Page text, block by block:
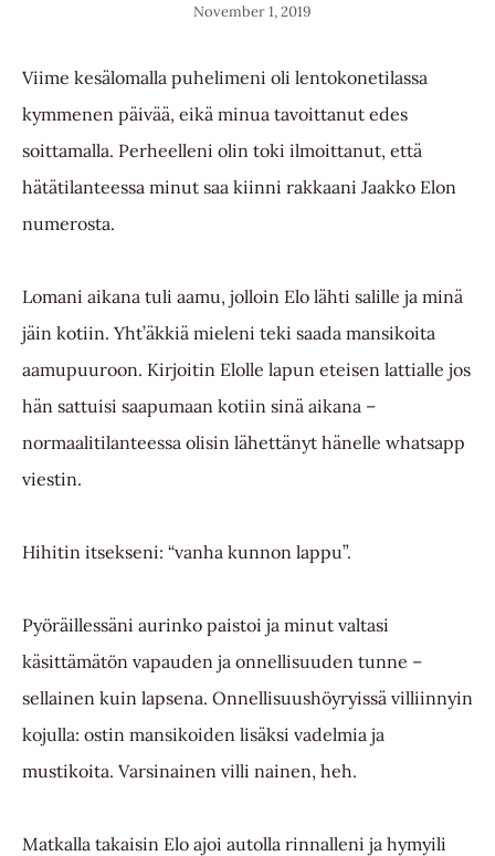
November 1, 2019
Viime kesälomalla puhelimeni oli lentokonetilassa
kymmenen päivää, eikä minua tavoittanut edes
soittamalla. Perheelleni olin toki ilmoittanut, että
hätätilanteessa minut saa kiinni rakkaani Jaakko Elon
numerosta.
Lomani aikana tuli aamu, jolloin Elo lähti salille ja minä
jäin kotiin. Yht’äkkiä mieleni teki saada mansikoita
aamupuuroon. Kirjoitin Elolle lapun eteisen lattialle jos
hän sattuisi saapumaan kotiin sinä aikana –
normaalitilanteessa olisin lähettänyt hänelle whatsapp
viestin.
Hihitin itsekseni: “vanha kunnon lappu”.
Pyöräillessäni aurinko paistoi ja minut valtasi
käsittämätön vapauden ja onnellisuuden tunne –
sellainen kuin lapsena. Onnellisuushöyryissä villiinnyin
kojulla: ostin mansikoiden lisäksi vadelmia ja
mustikoita. Varsinainen villi nainen, heh.
Matkalla takaisin Elo ajoi autolla rinnalleni ja hymyili